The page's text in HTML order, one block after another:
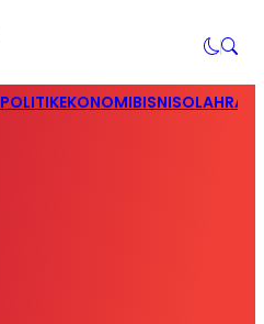
POLITIKEKONOMIBISNIS